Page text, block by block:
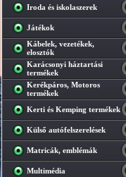
Iroda és iskolaszerek
Játékok
Kábelek, vezetékek,
elosztók
Karácsonyi háztartási
termékek
Kerékpáros, Motoros
termékek
Kerti és Kemping termékek
Külső autófelszerelések
Matricák, emblémák
Multimédia